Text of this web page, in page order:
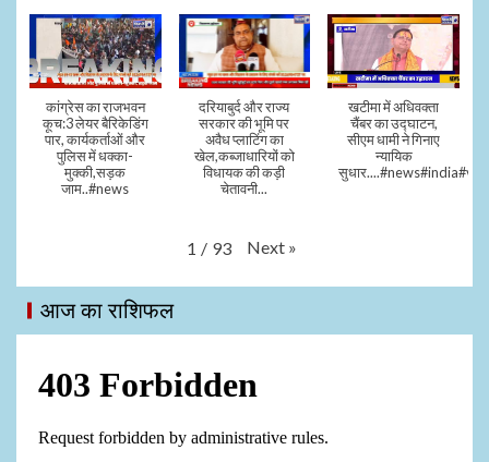
कांग्रेस का राजभवन
कूच:3 लेयर बैरिकेडिंग
पार, कार्यकर्ताओं और
पुलिस में धक्का-
मुक्की,सड़क
जाम..#news
दरियाबुर्द और राज्य
सरकार की भूमि पर
अवैध प्लाटिंग का
खेल,कब्जाधारियों को
विधायक की कड़ी
चेतावनी...
खटीमा में अधिवक्ता
चैंबर का उद्घाटन,
सीएम धामी ने गिनाए
न्यायिक
1 / 93 Next »
आज का राशिफल